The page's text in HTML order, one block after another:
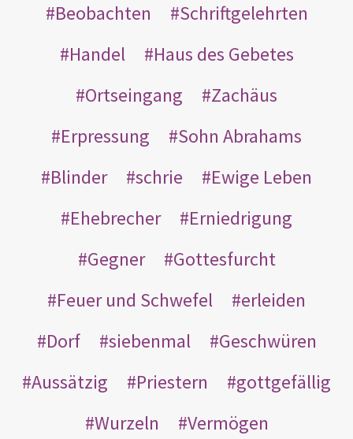
Beobachten
Schriftgelehrten
Handel
Haus des Gebetes
Ortseingang
Zachäus
Erpressung
Sohn Abrahams
Blinder
schrie
Ewige Leben
Ehebrecher
Erniedrigung
Gegner
Gottesfurcht
Feuer und Schwefel
erleiden
Dorf
siebenmal
Geschwüren
Aussätzig
Priestern
gottgefällig
Wurzeln
Vermögen